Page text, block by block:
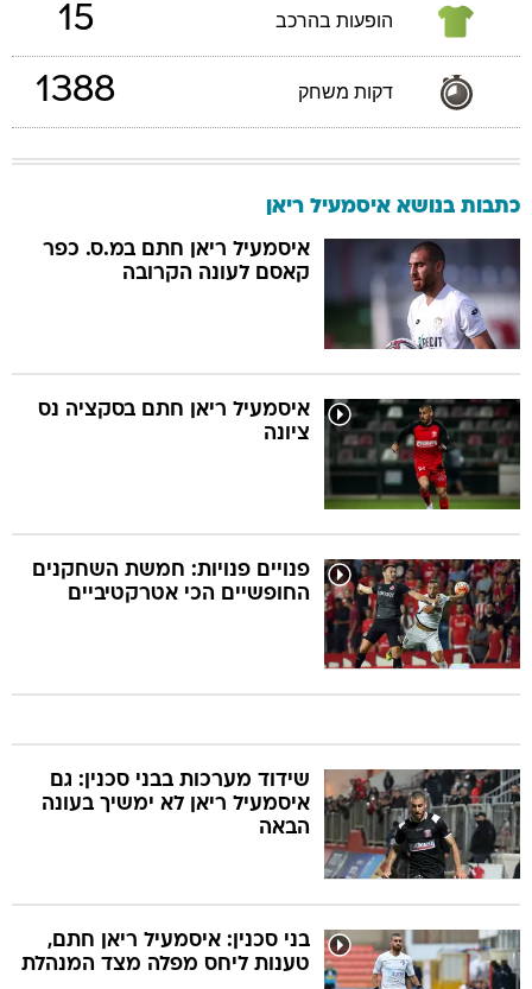
הופעות בהרכב 15
דקות משחק 1388
כתבות בנושא איסמעיל ריאן
איסמעיל ריאן חתם במ.ס. כפר
קאסם לעונה הקרובה
איסמעיל ריאן חתם בסקציה נס
ציונה
פנויים פנויות: חמשת השחקנים
החופשיים הכי אטרקטיביים
שידוד מערכות בבני סכנין: גם
איסמעיל ריאן לא ימשיך בעונה
הבאה
בני סכנין: איסמעיל ריאן חתם,
טענות ליחס מפלה מצד המנהלת